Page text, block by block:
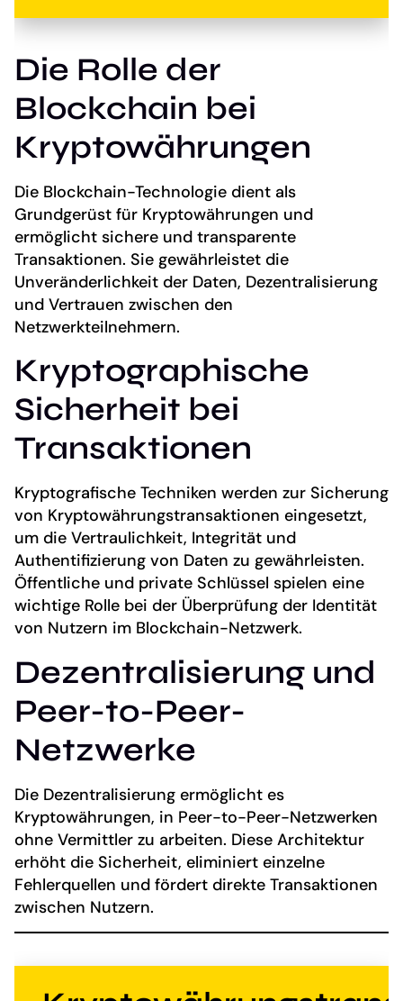
Die Rolle der
Blockchain bei
Kryptowährungen
Die Blockchain-Technologie dient als
Grundgerüst für Kryptowährungen und
ermöglicht sichere und transparente
Transaktionen. Sie gewährleistet die
Unveränderlichkeit der Daten, Dezentralisierung
und Vertrauen zwischen den
Netzwerkteilnehmern.
Kryptographische
Sicherheit bei
Transaktionen
Kryptografische Techniken werden zur Sicherung
von Kryptowährungstransaktionen eingesetzt,
um die Vertraulichkeit, Integrität und
Authentifizierung von Daten zu gewährleisten.
Öffentliche und private Schlüssel spielen eine
wichtige Rolle bei der Überprüfung der Identität
von Nutzern im Blockchain-Netzwerk.
Dezentralisierung und
Peer-to-Peer-
Netzwerke
Die Dezentralisierung ermöglicht es
Kryptowährungen, in Peer-to-Peer-Netzwerken
ohne Vermittler zu arbeiten. Diese Architektur
erhöht die Sicherheit, eliminiert einzelne
Fehlerquellen und fördert direkte Transaktionen
zwischen Nutzern.